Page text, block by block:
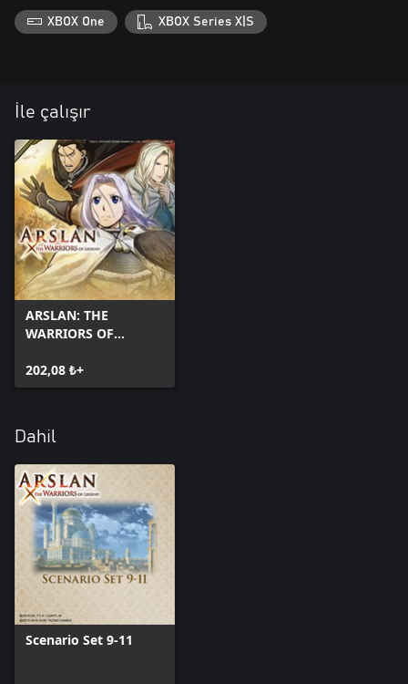
XBOX One XBOX Series X|S
İle çalışır
ARSLAN: THE
WARRIORS OF
202,08 ₺+
Dahil
Scenario Set 9-11